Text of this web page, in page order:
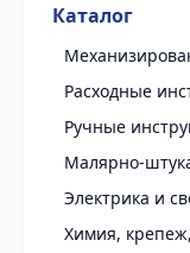
Каталог
Расходные
Ручные
Малярно-
Электрика и
Химия,